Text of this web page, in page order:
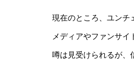
現在のところ、ユンチ
メディアやファンサ
噂は見受けられるが、